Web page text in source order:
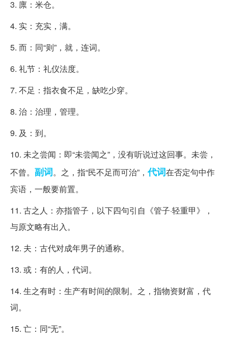
3. 廪：米仓。
4. 实：充实，满。
5. 而：同“则”，就，连词。
6. 礼节：礼仪法度。
7. 不足：指衣食不足，缺吃少穿。
8. 治：治理，管理。
9. 及：到。
10. 未之尝闻：即“未尝闻之”，没有听说过这回事。未尝，
不曾。 副词。之，指“民不足而可治”，代词在否定句中作
宾语，一般要前置。
11. 古之人：亦指管子，以下四句引自《管子·轻重甲》，
与原文略有出入。
12. 夫：古代对成年男子的通称。
13. 或：有的人，代词。
14. 生之有时：生产有时间的限制。之，指物资财富，代
词。
15. 亡：同“无”。